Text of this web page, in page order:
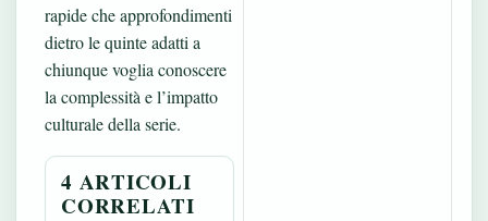
rapide che approfondimenti
dietro le quinte adatti a
chiunque voglia conoscere
la complessità e l’impatto
culturale della serie.
4 ARTICOLI
CORRELATI